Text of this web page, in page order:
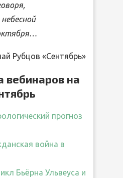
Рубцов «Сентябрь»
вебинаров на
прогноз
война в
Бьёрна Ульвеуса и